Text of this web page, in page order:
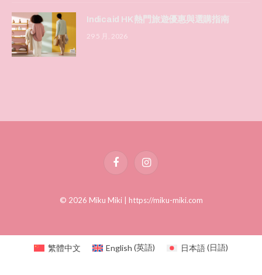
Indicaid HK 熱門旅遊優惠與選購指南
29 5 月, 2026
FacebookInstagram
© 2026 Miku Miki | https://miku-miki.com
繁體中文 English (英語) 日本語(日語)